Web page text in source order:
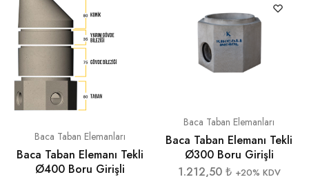
Baca Taban Elemanları
Baca Taban Elemanı Tekli
Ø400 Boru Girişli
Baca Taban Elemanları
Baca Taban Elemanı Tekli
Ø300 Boru Girişli
1.212,50 ₺ +20% KDV